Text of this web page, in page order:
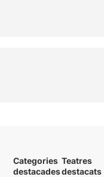
Categories
destacades
Teatres
destacats